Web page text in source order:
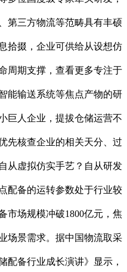
第三方物流等范畴具有丰硕
拾掇，企业可供给从设想仿
周期支撑，查看更多专注于
能输送系统等焦点产物的研
巨人企业，提拔仓储运营不
先核查企业的相关天分、过
从虚拟仿实手艺？自从研发
配备的运转参数处于行业较
市场规模冲破1800亿元，焦
场景需求。据中国物流取采
配备行业成长演讲》显示，